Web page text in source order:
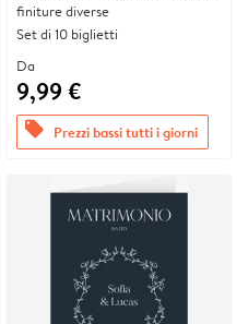
finiture diverse
Set di 10 biglietti
Da
9,99 €
offers Prezzi bassi tutti i giorni